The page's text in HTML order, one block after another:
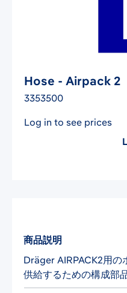
Hose - Airpack 2
3353500
Log in to see prices
商品説明
Dräger AIRPACK2用の
供給するための構成部